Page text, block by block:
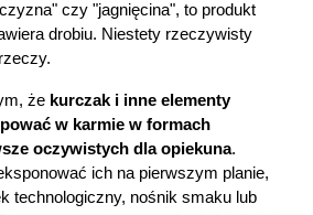
czy "jagnięcina", to produkt
drobiu. Niestety rzeczywisty
że kurczak i inne elementy
w karmie w formach
oczywistych dla opiekuna.
ich na pierwszym planie,
technologiczny, nośnik smaku lub